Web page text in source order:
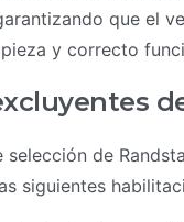
que el
y correcto
de
siguientes